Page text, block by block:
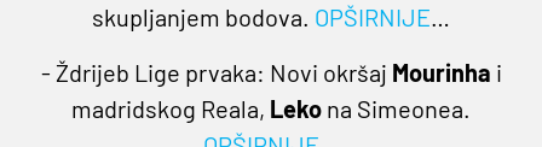
skupljanjem bodova. OPŠIRNIJE…
- Ždrijeb Lige prvaka: Novi okršaj Mourinha i
madridskog Reala, Leko na Simeonea.